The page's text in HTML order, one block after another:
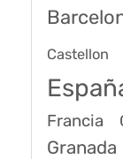
Castellon
Francia
Granada